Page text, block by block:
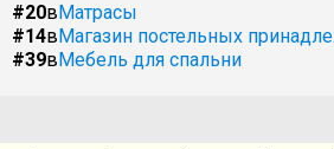
#20вМатрасы
#14вМагазин постельных
#39вМебель для спальни